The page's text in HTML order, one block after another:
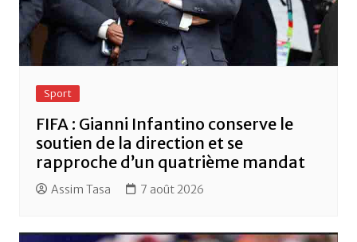
Sport
FIFA : Gianni Infantino conserve le
soutien de la direction et se
rapproche d’un quatrième mandat
Assim Tasa 7 août 2026